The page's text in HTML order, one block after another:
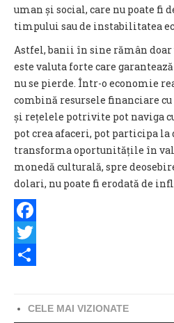
uman și social, care nu poate fi
timpului sau de instabilitatea
Astfel, banii în sine rămân doar
este valuta forte care
nu se pierde. Într-o economie
combină resursele financiare
și rețelele potrivite pot naviga
pot crea afaceri, pot participa
transforma oportunitățile în
monedă culturală, spre
dolari, nu poate fi erodată de
Facebook
Twitter
CELE MAI VIZIONATE